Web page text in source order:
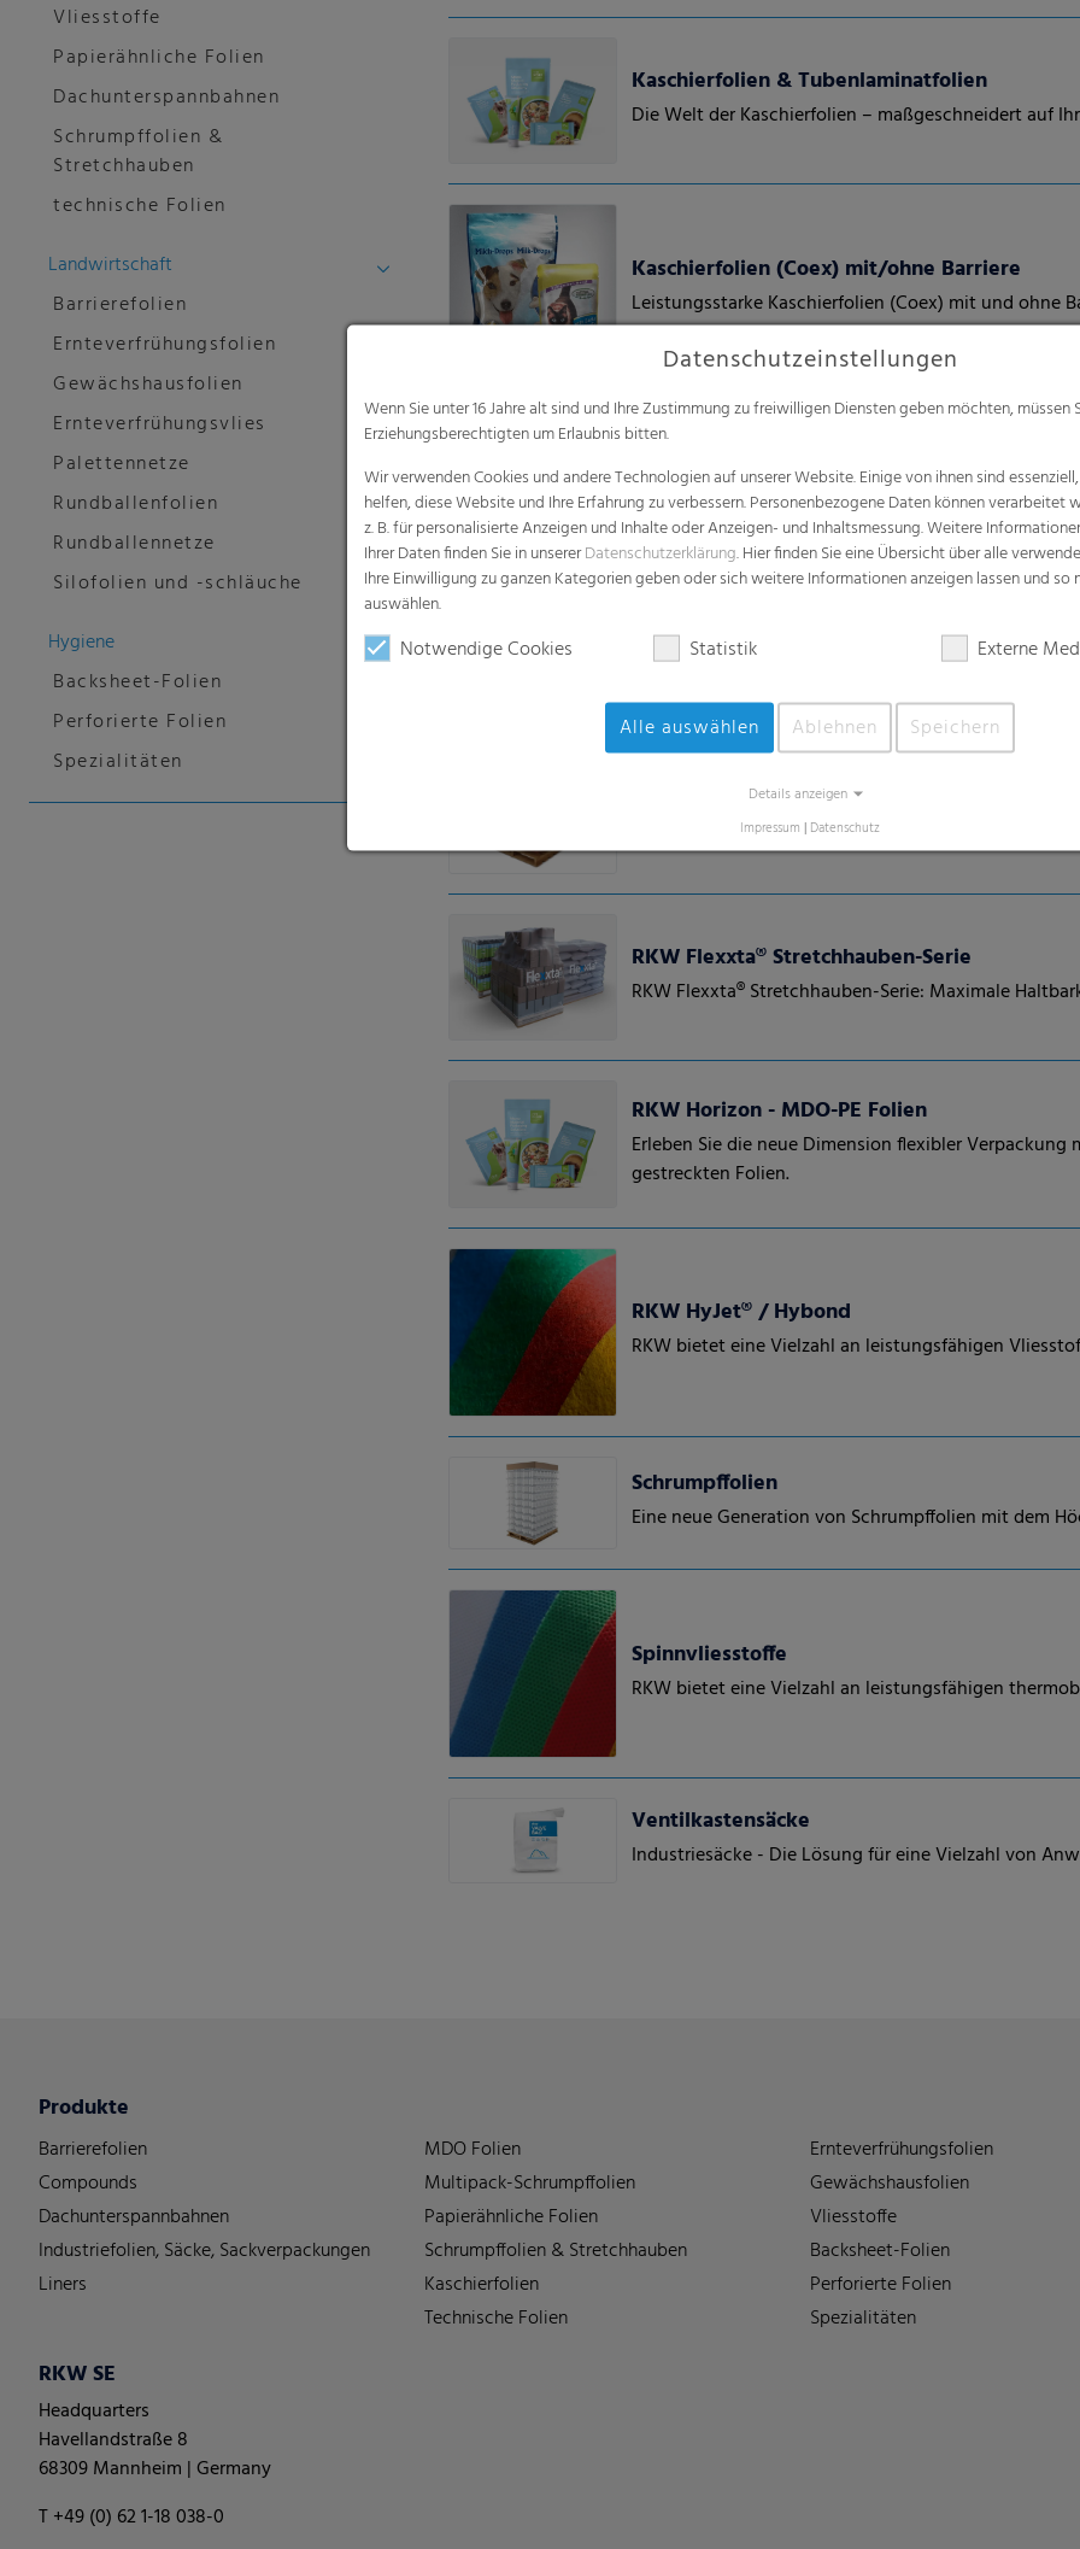
Kaschierfolien & Tubenlaminatfolien
Die Welt der Kaschierfolien – maßgeschneidert auf
Kaschierfolien (Coex) mit/ohne Barriere
Leistungsstarke Kaschierfolien (Coex) mit und ohne
Leistungsstarke Schrumpffolien - Maßgeschneidert
Schrumpffolien mit 70 % PCR-Anteil inklusive 35 %
Palettennetze
Stabil und luftdurchlässig
RKW Flexxta® Stretchhauben-Serie
RKW Flexxta® Stretchhauben-Serie: Maximale
RKW Horizon - MDO-PE Folien
Erleben Sie die neue Dimension flexibler
gestreckten Folien.
RKW HyJet® / Hybond
RKW bietet eine Vielzahl an leistungsfähigen
Schrumpffolien
Eine neue Generation von Schrumpffolien mit dem
Spinnvliesstoffe
RKW bietet eine Vielzahl an leistungsfähigen
Ventilkastensäcke
Industriesäcke - Die Lösung für eine Vielzahl von
Vliesstoffe
Papierähnliche Folien
Dachunterspannbahnen
Schrumpffolien &
Stretchhauben
technische Folien
Landwirtschaft
Barrierefolien
Ernteverfrühungsfolien
Gewächshausfolien
Ernteverfrühungsvlies
Palettennetze
Rundballenfolien
Rundballennetze
Silofolien und -schläuche
Hygiene
Backsheet-Folien
Perforierte Folien
Spezialitäten
Datenschutzeinstellungen
Wenn Sie unter 16 Jahre alt sind und Ihre Zustimmung zu freiwilligen Diensten geben möchten, müssen
Erziehungsberechtigten um Erlaubnis bitten.
Wir verwenden Cookies und andere Technologien auf unserer Website. Einige von ihnen sind
helfen, diese Website und Ihre Erfahrung zu verbessern. Personenbezogene Daten können verarbeitet
z. B. für personalisierte Anzeigen und Inhalte oder Anzeigen- und Inhaltsmessung. Weitere
Ihrer Daten finden Sie in unsererDatenschutzerklärung. Hier finden Sie eine Übersicht über alle
Ihre Einwilligung zu ganzen Kategorien geben oder sich weitere Informationen anzeigen lassen und so
auswählen.
Notwendige Cookies Statistik Externe
Alle auswählen Ablehnen Speichern
Details anzeigen
Impressum | Datenschutz
Produkte
Barrierefolien
Compounds
Dachunterspannbahnen
Industriefolien, Säcke, Sackverpackungen
Liners
MDO Folien
Multipack-Schrumpffolien
Papierähnliche Folien
Schrumpffolien & Stretchhauben
Kaschierfolien
Technische Folien
Ernteverfrühungsfolien
Gewächshausfolien
Vliesstoffe
Backsheet-Folien
Perforierte Folien
Spezialitäten
RKW SE
Headquarters
Havellandstraße 8
68309 Mannheim | Germany
T +49 (0) 62 1-18 038-0